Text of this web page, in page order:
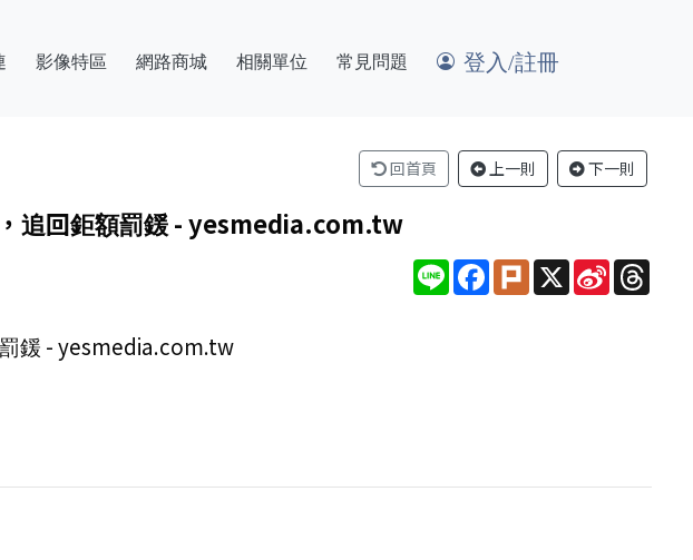
影像特區 網路商城 相關單位 常見問題 登入/註冊
回首頁 上一則 下一則
，追回鉅額罰鍰 - yesmedia.com.tw
Line Facebook
PlurkX Sina
Weibo
鍰 - yesmedia.com.tw